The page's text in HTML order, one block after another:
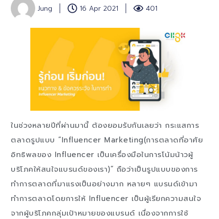
Jung 16 Apr 2021 401
ในช่วงหลายปีที่ผ่านมานี้ ต้องยอมรับกันเลยว่า กระแสการ
ตลาดรูปแบบ “Influencer Marketing(การตลาดที่อาศัย
อิทธิพลของ Influencer เป็นเครื่องมือในการโน้มน้าวผู้
บริโภคให้สนใจแบรนด์ของเรา)” ถือว่าเป็นรูปแบบของการ
ทำการตลาดที่มาแรงเป็นอย่างมาก หลายๆ แบรนด์เข้ามา
ทำการตลาดโดยการให้ Influencer เป็นผู้เรียกความสนใจ
จากผู้บริโภคกลุ่มเป้าหมายของแบรนด์ เนื่องจากการใช้